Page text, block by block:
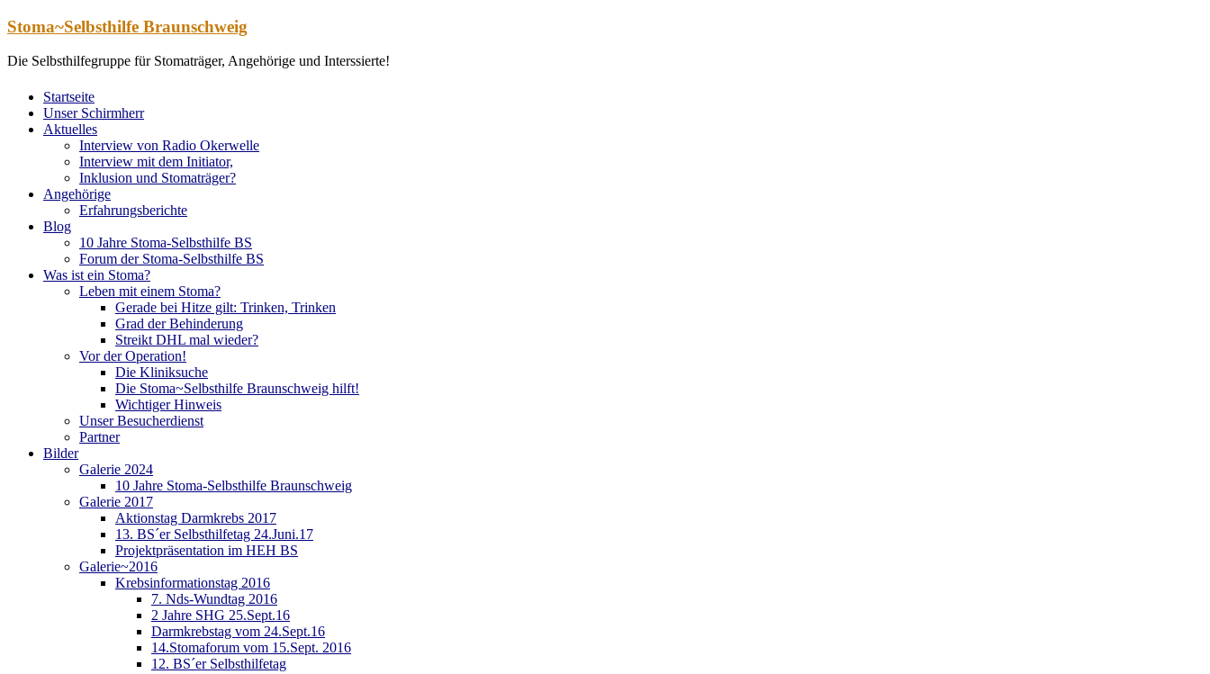
Zum
springen
Stoma~Selbsthilfe Braunschweig
Die Selbsthilfegruppe für Stomaträger, Angehörige und Interssierte!
Startseite
Unser Schirmherr
Aktuelles
Interview von Radio Okerwelle
Interview mit dem Initiator,
Inklusion und Stomaträger?
Angehörige
Erfahrungsberichte
Blog
10 Jahre Stoma-Selbsthilfe BS
Forum der Stoma-Selbsthilfe BS
Was ist ein Stoma?
Leben mit einem Stoma?
Gerade bei Hitze gilt: Trinken, Trinken
Grad der Behinderung
Streikt DHL mal wieder?
Vor der Operation!
Die Kliniksuche
Die Stoma~Selbsthilfe Braunschweig hilft!
Wichtiger Hinweis
Unser Besucherdienst
Partner
Bilder
Galerie 2024
10 Jahre Stoma-Selbsthilfe Braunschweig
Galerie 2017
Aktionstag Darmkrebs 2017
13. BS´er Selbsthilfetag 24.Juni.17
Projektpräsentation im HEH BS
Galerie~2016
Krebsinformationstag 2016
7. Nds-Wundtag 2016
2 Jahre SHG 25.Sept.16
Darmkrebstag vom 24.Sept.16
14.Stomaforum vom 15.Sept. 2016
12. BS´er Selbsthilfetag